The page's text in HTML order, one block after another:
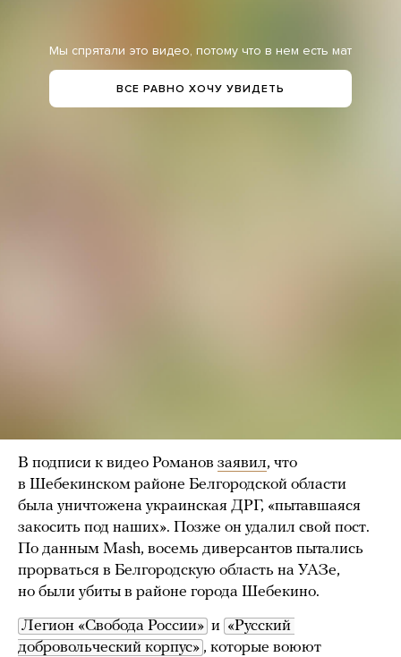
Мы спрятали это видео, потому что в нем есть мат
ВСЕ РАВНО ХОЧУ УВИДЕТЬ
В подписи к видео Романов заявил, что
в Шебекинском районе Белгородской области
была уничтожена украинская ДРГ, «пытавшаяся
закосить под наших». Позже он удалил свой пост.
По данным Mash, восемь диверсантов пытались
прорваться в Белгородскую область на УАЗе,
но были убиты в районе города Шебекино.
Легион «Свобода России» и «Русский
добровольческий корпус» , которые воюют